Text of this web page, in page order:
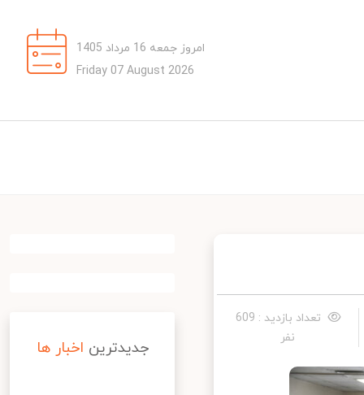
امروز جمعه 16 مرداد 1405
Friday 07 August 2026
تعداد بازدید : 609
نفر
جدیدترین اخبار ها